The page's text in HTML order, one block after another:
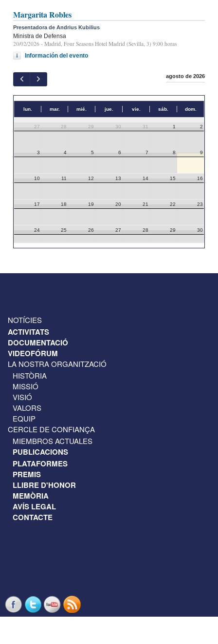
Margarita Robles
Presentadora de Andrius Kubilius
Ministra de Defensa
20/02/2026 - Madrid, Four Seasons Hotel Madrid (Sevilla, 3) 9:00 horas
Información del evento
agosto de 2026
lun. mar. mié. jue. vie. sáb. dom.
27 28 29 30 31 1 2
3 4 5 6 7 8 9
10 11 12 13 14 15 16
17 18 19 20 21 22 23
24 25 26 27 28 29 30
NOTÍCIES
ACTIVITATS
DOCUMENTACIÓ
VIDEOFÓRUM
LA NOSTRA ORGANITZACIÓ
HISTÒRIA
MISSIÓ
VISIÓ
VALORS
EQUIP
CERCLE DE CONFIANÇA
MIEMBROS ACTUALES
PUBLICACIONS
PLATAFORMES
PREMIS
LLIBRE D'HONOR
MEMÒRIA
AVÍS LEGAL
CONTACTE